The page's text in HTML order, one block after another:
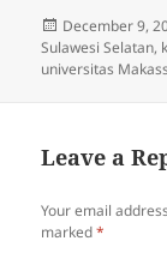
Posted
on
December 9,
Sulawesi Selatan,
universitas
Leave a
Your email
marked*